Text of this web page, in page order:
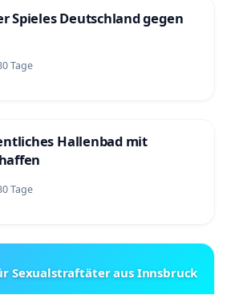
Spieles Deutschland gegen
Tage
Hallenbad mit
Tage
Sexualstraftäter aus Innsbruck